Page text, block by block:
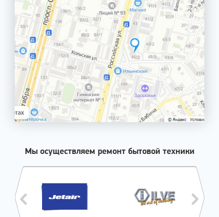
Мы осуществляем ремонт бытовой техники